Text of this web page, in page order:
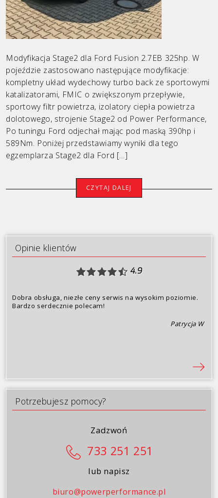
Mazda
Mercedes
Opel
Peugeot
Porsche
Renault
Seat
Volvo
Oferta
Opinie klientów
Dlaczego my?
Modyfikacja Stage2 dla Ford Fusion 2.7EB 325hp. W
pojeździe zastosowano następujące modyfikacje:
kompletny układ wydechowy turbo back ze sportowymi
katalizatorami, FMIC o zwiększonym przepływie,
sportowy filtr powietrza, izolatory ciepła powietrza
dolotowego, strojenie Stage2 od Power Performance,
Po tuningu Ford odjechał mając pod maską 390hp i
589Nm. Poniżej przedstawiamy wyniki dla tego
egzemplarza Stage2 dla Ford […]
CZYTAJ DALEJ
Opinie klientów
4.9
Dobra obsługa, niezłe ceny serwis na wysokim poziomie.
Bardzo serdecznie polecam!
Patrycja W
Potrzebujesz pomocy?
Zadzwoń
733 251 251
lub napisz
biuro@powerperformance.pl